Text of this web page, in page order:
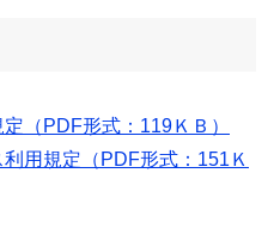
（PDF形式：119ＫＢ）
用規定（PDF形式：151Ｋ